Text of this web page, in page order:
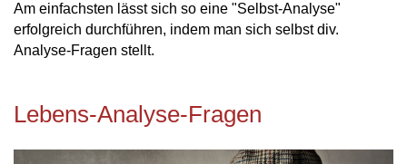
Am einfachsten lässt sich so eine "Selbst-Analyse"
erfolgreich durchführen, indem man sich selbst div.
Analyse-Fragen stellt.
Lebens-Analyse-Fragen